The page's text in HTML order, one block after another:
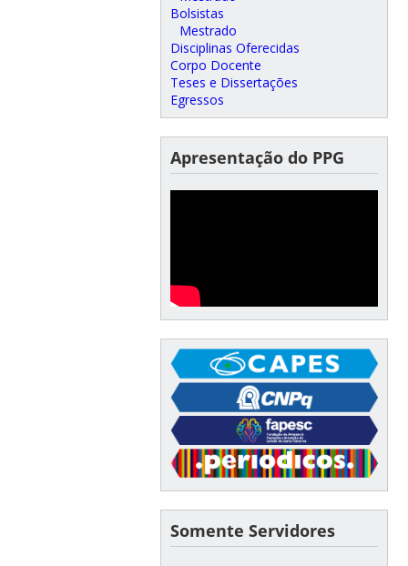
Bolsistas
Mestrado
Disciplinas Oferecidas
Corpo Docente
Teses e Dissertações
Egressos
Apresentação do PPG
Somente Servidores